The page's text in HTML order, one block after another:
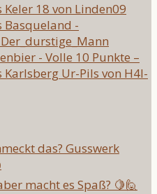
18 von Linden09
Basqueland -
- Volle 10 Punkte –
Karlsberg Ur-Pils von H4l-
das? Gusswerk
macht es Spaß? 🍋🙋